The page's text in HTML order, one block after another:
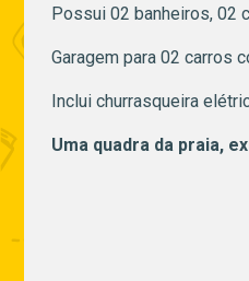
Possui 02 banheiros, 02
Garagem para 02 carros
Inclui churrasqueira
Uma quadra da praia,